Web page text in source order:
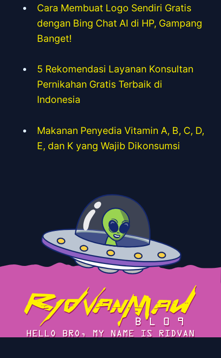
Cara Membuat Logo Sendiri Gratis
dengan Bing Chat AI di HP, Gampang
Banget!
5 Rekomendasi Layanan Konsultan
Pernikahan Gratis Terbaik di
Indonesia
Makanan Penyedia Vitamin A, B, C, D,
E, dan K yang Wajib Dikonsumsi